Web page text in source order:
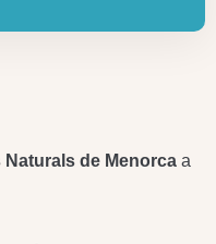
Naturals de Menorca a